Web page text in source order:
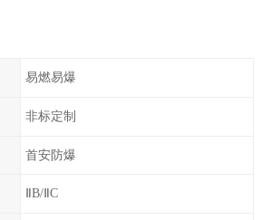
易燃易爆
非标定制
首安防爆
ⅡB/ⅡC